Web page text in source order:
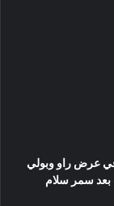
في عرض راو وبولي
بعد سمر سلام